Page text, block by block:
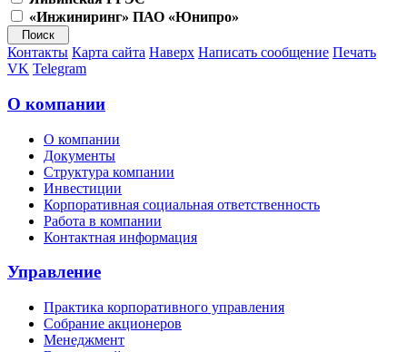
«Инжиниринг» ПАО «Юнипро»
Контакты Карта сайта Наверх Написать сообщение Печать
VK Telegram
О компании
О компании
Документы
Структура компании
Инвестиции
Корпоративная социальная ответственность
Работа в компании
Контактная информация
Управление
Практика корпоративного управления
Собрание акционеров
Менеджмент